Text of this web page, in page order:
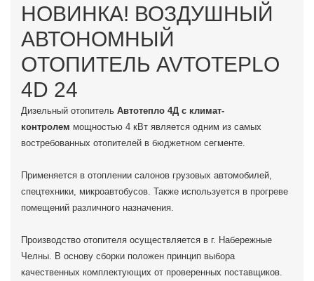
НОВИНКА! ВОЗДУШНЫЙ
АВТОНОМНЫЙ
ОТОПИТЕЛЬ AVTOTEPLO
4D 24
Дизельный отопитель Автотепло 4Д с климат-
контролем мощностью 4 кВт является одним из самых
востребованных отопителей в бюджетном сегменте.
Применяется в отоплении салонов грузовых автомобилей,
спецтехники, микроавтобусов. Также используется в прогреве
помещений различного назначения.
Производство отопителя осуществляется в г. Набережные
Челны. В основу сборки положен принцип выбора
качественных комплектующих от проверенных поставщиков.